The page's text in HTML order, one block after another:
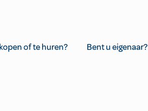
of te huren? Bent u eigenaar?